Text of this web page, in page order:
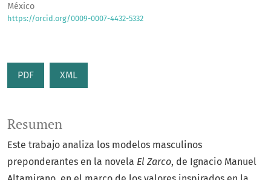
México
https://orcid.org/0009-0007-4432-5332
PDF XML
Resumen
Este trabajo analiza los modelos masculinos
preponderantes en la novela El Zarco, de Ignacio Manuel